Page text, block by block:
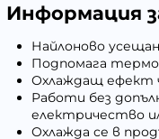
Информация
Найлоново
Подпомага
Охлаждащ ефект
Работи без
електричество
Охлажда се в